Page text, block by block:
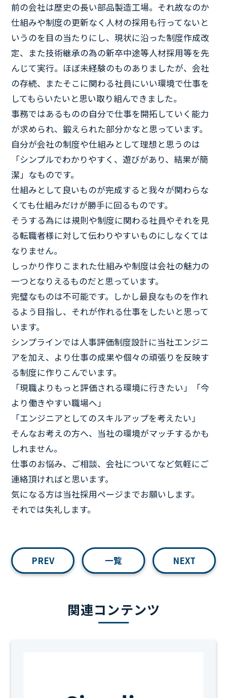
前の会社は歴史の長い部品製造工場。それ故なのか
仕組みや制度の更新なく人材の採用も行ってないと
いうのを目の当たりにし、現状に沿った制度作成改
定、また技術継承の為の新卒中途等人材採用等を先
んじて実行。ほぼ未経験のものありましたが、会社
の存続、またそこに関わる社員にいい環境で仕事を
してもらいたいと思い取り組んできました。
事務ではあるものの自分で仕事を開拓していく能力
が求められ、鍛えられた部分かなと思っています。
自分が会社の制度や仕組みとして理想と思うのは
「シンプルでわかりやすく、遊びがあり、結果が簡
潔」なものです。
仕組みとして良いものが完成すると我々が関わらな
くても仕組みだけが勝手に回るものです。
そうする為には規則や制度に関わる社員やそれを見
る転職者様に対して伝わりやすいものにしなくては
なりません。
しっかり作りこまれた仕組みや制度は会社の魅力の
一つとなりえるものだと思っています。
完璧なものは不可能です。しかし最良なものを作れ
るよう目指し、それが作れる仕事をしたいと思って
います。
シンプラインでは人事評価制度設計に当社エンジニ
アを加え、より仕事の成果や個々の頑張りを反映す
る制度に作りこんでいます。
「現職よりもっと評価される環境に行きたい」「今
より働きやすい職場へ」
「エンジニアとしてのスキルアップを考えたい」
そんなお考えの方へ、当社の環境がマッチするかも
しれません。
仕事のお悩み、ご相談、会社についてなど気軽にご
連絡頂ければと思います。
気になる方は当社採用ページまでお願いします。
それでは失礼します。
PREV 一覧 NEXT
関連コンテンツ